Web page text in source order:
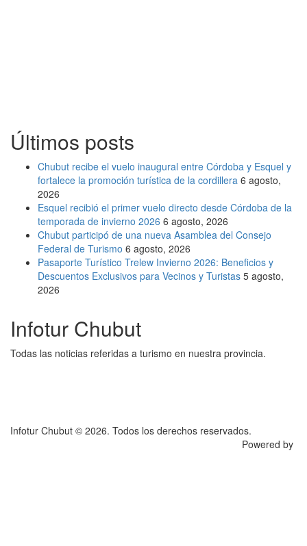
Últimos posts
Chubut recibe el vuelo inaugural entre Córdoba y Esquel y
fortalece la promoción turística de la cordillera 6 agosto,
2026
Esquel recibió el primer vuelo directo desde Córdoba de la
temporada de invierno 2026 6 agosto, 2026
Chubut participó de una nueva Asamblea del Consejo
Federal de Turismo 6 agosto, 2026
Pasaporte Turístico Trelew Invierno 2026: Beneficios y
Descuentos Exclusivos para Vecinos y Turistas 5 agosto,
2026
Infotur Chubut
Todas las noticias referidas a turismo en nuestra provincia.
Infotur Chubut © 2026. Todos los derechos reservados.
Powered by